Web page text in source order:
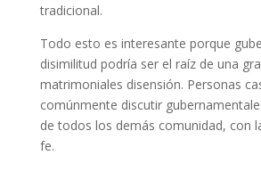
tradicional.
Todo esto es interesante porque
disimilitud podría ser el raíz de una
matrimoniales disensión. Personas
comúnmente discutir
de todos los demás comunidad, con
fe.